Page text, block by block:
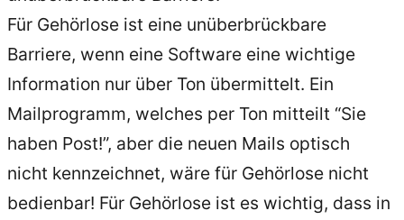
Für Gehörlose ist eine unüberbrückbare
Barriere, wenn eine Software eine wichtige
Information nur über Ton übermittelt. Ein
Mailprogramm, welches per Ton mitteilt “Sie
haben Post!”, aber die neuen Mails optisch
nicht kennzeichnet, wäre für Gehörlose nicht
bedienbar! Für Gehörlose ist es wichtig, dass in